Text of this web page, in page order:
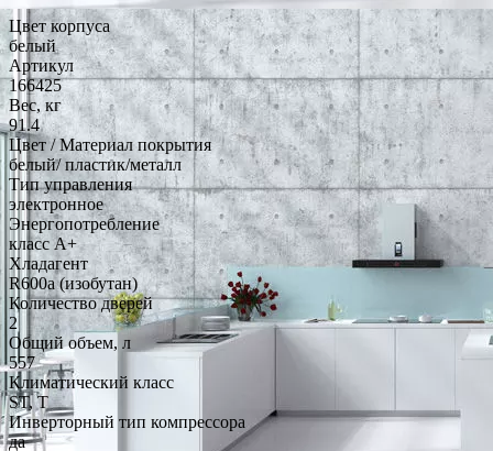
Цвет корпуса
белый
Артикул
166425
Вес, кг
91.4
Цвет / Материал покрытия
белый/ пластик/металл
Тип управления
электронное
Энергопотребление
класс A+
Хладагент
R600a (изобутан)
Количество дверей
2
Общий объем, л
557
Климатический класс
ST, T
Инверторный тип компрессора
да